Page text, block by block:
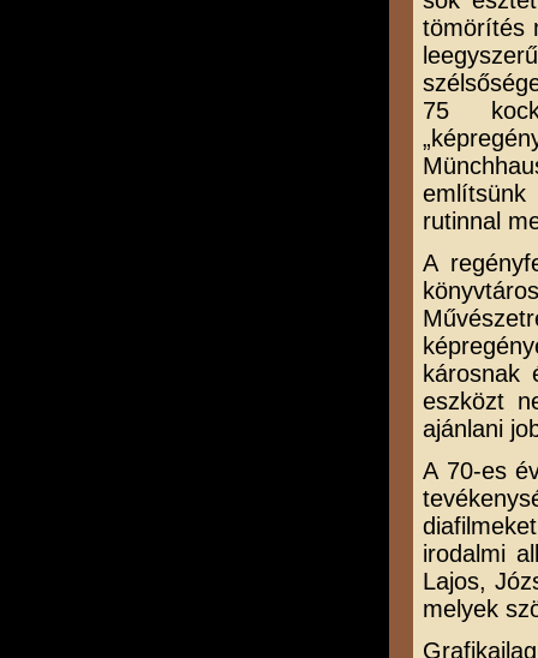
tömörítés
75
rutinnal
A
károsnak
eszközt
ajánlani
A 70-es
irodalmi
Lajos,
melyek